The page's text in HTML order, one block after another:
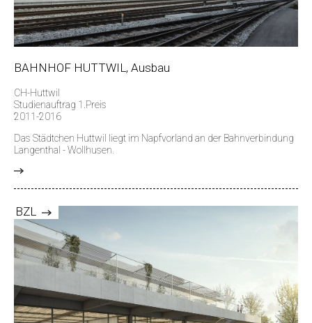
BAHNHOF HUTTWIL, Ausbau
CH-Huttwil
Studienauftrag 1.Preis
2011-2016
Das Städtchen Huttwil liegt im Napfvorland an der Bahnverbindung
Langenthal - Wollhusen.
BZL